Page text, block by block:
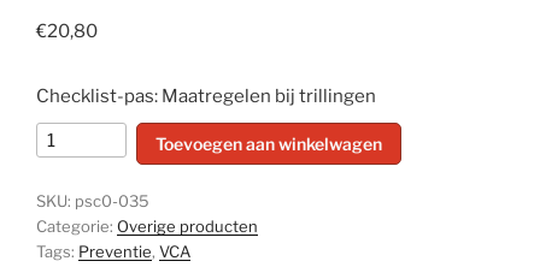
€20,80
Checklist-pas: Maatregelen bij trillingen
Maatregelen
bij
trillingen
-
set
Toevoegen aan winkelwagen
SKU: psc0-035
Categorie: Overige producten
Tags: Preventie, VCA